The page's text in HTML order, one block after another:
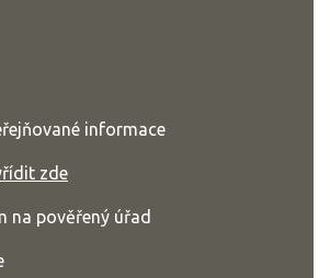
informace
zde
na pověřený úřad